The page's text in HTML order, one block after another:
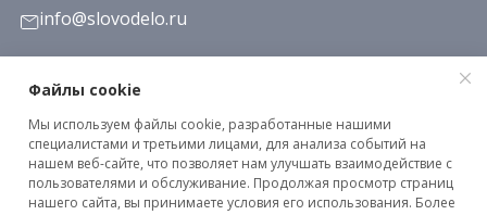
info@slovodelo.ru
Заказать звонок
Подписаться на рассылку
Файлы cookie
Мы используем файлы cookie, разработанные нашими
специалистами и третьими лицами, для анализа событий на
нашем веб-сайте, что позволяет нам улучшать взаимодействие с
пользователями и обслуживание. Продолжая просмотр страниц
нашего сайта, вы принимаете условия его использования. Более